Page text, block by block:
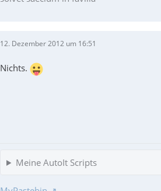
12. Dezember 2012 um 16:51
Nichts.
Meine AutoIt Scripts